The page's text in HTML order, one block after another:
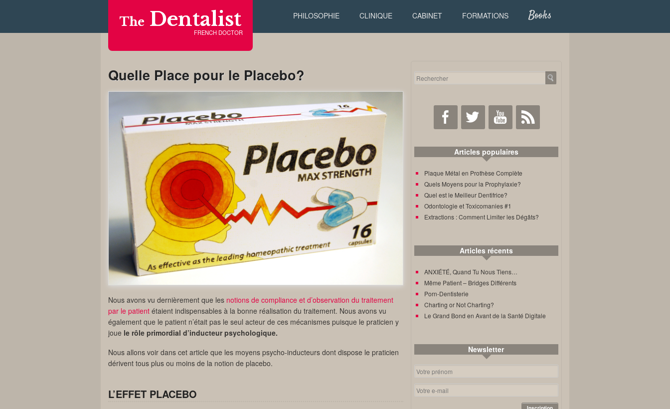
The Dentalist
FRENCH DOCTOR
PHILOSOPHIE CLINIQUE CABINET FORMATIONS Books
Quelle Place pour le Placebo?
Nous avons vu dernièrement que les notions de compliance et d’observation du traitement
par le patient étaient indispensables à la bonne réalisation du traitement. Nous avons vu
également que le patient n’était pas le seul acteur de ces mécanismes puisque le praticien y
joue le rôle primordial d’inducteur psychologique.
Nous allons voir dans cet article que les moyens psycho-inducteurs dont dispose le praticien
dérivent tous plus ou moins de la notion de placebo.
L’EFFET PLACEBO
Facebook Twitter Youtube
Articles populaires
Plaque Métal en Prothèse Complète
Quels Moyens pour la Prophylaxie?
Quel est le Meilleur Dentifrice?
Odontologie et Toxicomanies #1
Extractions : Comment Limiter les Dégâts?
Articles récents
ANXIÉTÉ, Quand Tu Nous Tiens…
Même Patient – Bridges Différents
Porn-Dentisterie
Charting or Not Charting?
Le Grand Bond en Avant de la Santé Digitale
Newsletter